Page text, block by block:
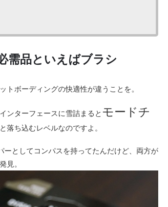
需品といえばブラシ
ボーディングの快適性が違うことを。
ンターフェースに雪詰まると モードチ
落ち込むレベルなのですよ。
としてコンパスを持ってたんだけど、両方が
見。